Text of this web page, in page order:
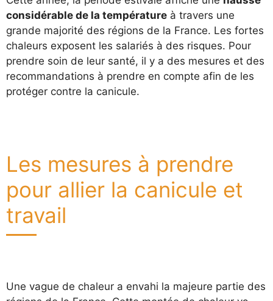
considérable de la température à travers une
grande majorité des régions de la France. Les fortes
chaleurs exposent les salariés à des risques. Pour
prendre soin de leur santé, il y a des mesures et des
recommandations à prendre en compte afin de les
protéger contre la canicule.
Les mesures à prendre
pour allier la canicule et
travail
Une vague de chaleur a envahi la majeure partie des